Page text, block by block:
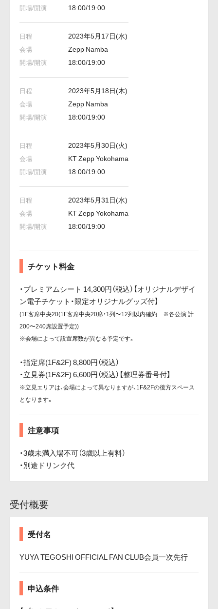
18:00/19:00
2023年5月17日(水)
Zepp Namba
18:00/19:00
2023年5月18日(木)
Zepp Namba
18:00/19:00
2023年5月30日(火)
KT Zepp Yokohama
18:00/19:00
2023年5月31日(水)
KT Zepp Yokohama
18:00/19:00
チケット料金
・プレミアムシート 14,300円（税込）【オリジナルデザイ
ン電子チケット・限定オリジナルグッズ付】
(1F客席中央20(1F客席中央20席・1列〜12列以内確約 ※各公演 計
200〜240席設置予定))
※会場によって設置席数が異なる予定です。
・指定席(1F&2F) 8,800円（税込）
・立見券(1F&2F) 6,600円（税込）【整理券番号付】
※立見エリアは、会場によって異なりますが、1F&2Fの後方スペース
となります。
注意事項
・3歳未満入場不可（3歳以上有料）
・別途ドリンク代
受付概要
受付名
YUYA TEGOSHI OFFICIAL FAN CLUB会員一次先行
申込条件